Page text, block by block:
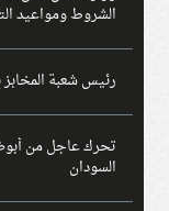
الشروط ومواعيد
رئيس شعبة
السودان